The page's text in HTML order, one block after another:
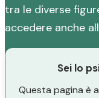
tra le diverse
accedere anche
Sei lo
Questa pagina è